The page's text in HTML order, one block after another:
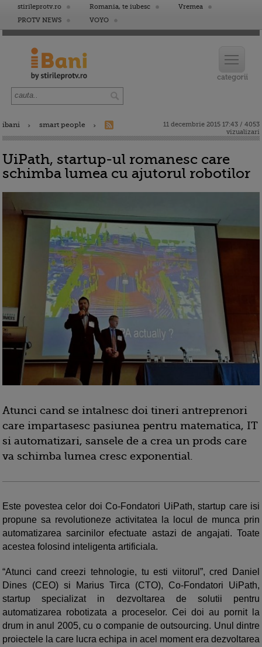
stirileprotv.ro Romania, te iubesc
Vremea
PROTV NEWS
VOYO
ibani smart people
11 decembrie 2015 17:43 / 4053
vizualizari
UiPath, startup-ul romanesc care
schimba lumea cu ajutorul robotilor
Atunci cand se intalnesc doi tineri antreprenori
care impartasesc pasiunea pentru matematica, IT
si automatizari, sansele de a crea un prods care
va schimba lumea cresc exponential.
Este povestea celor doi Co-Fondatori UiPath, startup care isi
propune sa revolutioneze activitatea la locul de munca prin
automatizarea sarcinilor efectuate astazi de angajati. Toate
acestea folosind inteligenta artificiala.
“Atunci cand creezi tehnologie, tu esti viitorul”, cred Daniel
Dines (CEO) si Marius Tirca (CTO), Co-Fondatori UiPath,
startup specializat in dezvoltarea de solutii pentru
automatizarea robotizata a proceselor. Cei doi au pornit la
drum in anul 2005, cu o companie de outsourcing. Unul dintre
proiectele la care lucra echipa in acel moment era dezvoltarea